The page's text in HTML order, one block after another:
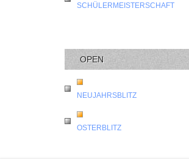
SCHÜLERMEISTERSCHAFT
OPEN
NEUJAHRSBLITZ
OSTERBLITZ